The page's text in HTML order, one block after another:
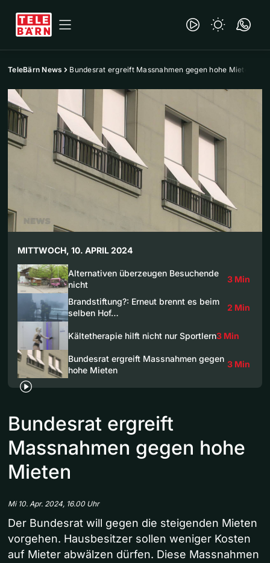
TeleBärn News Bundesrat ergreift Massnahmen gegen hohe Mieten
MITTWOCH, 10. APRIL 2024
Alternativen überzeugen Besuchende
nicht
3 Min
Brandstiftung?: Erneut brennt es beim
selben Hof…
2 Min
Kältetherapie hilft nicht nur Sportlern3 Min
Bundesrat ergreift Massnahmen gegen
hohe Mieten
3 Min
Bundesrat ergreift
Massnahmen gegen hohe
Mieten
Mi 10. Apr. 2024, 16.00 Uhr
Der Bundesrat will gegen die steigenden Mieten
vorgehen. Hausbesitzer sollen weniger Kosten
auf Mieter abwälzen dürfen. Diese Massnahmen